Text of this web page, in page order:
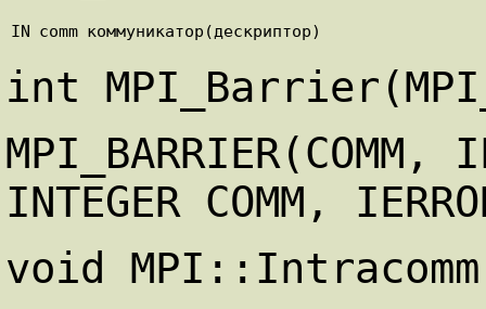
IN comm коммуникатор(дескриптор)
int
MPI_BARRIER(COMM,
INTEGER COMM,
void